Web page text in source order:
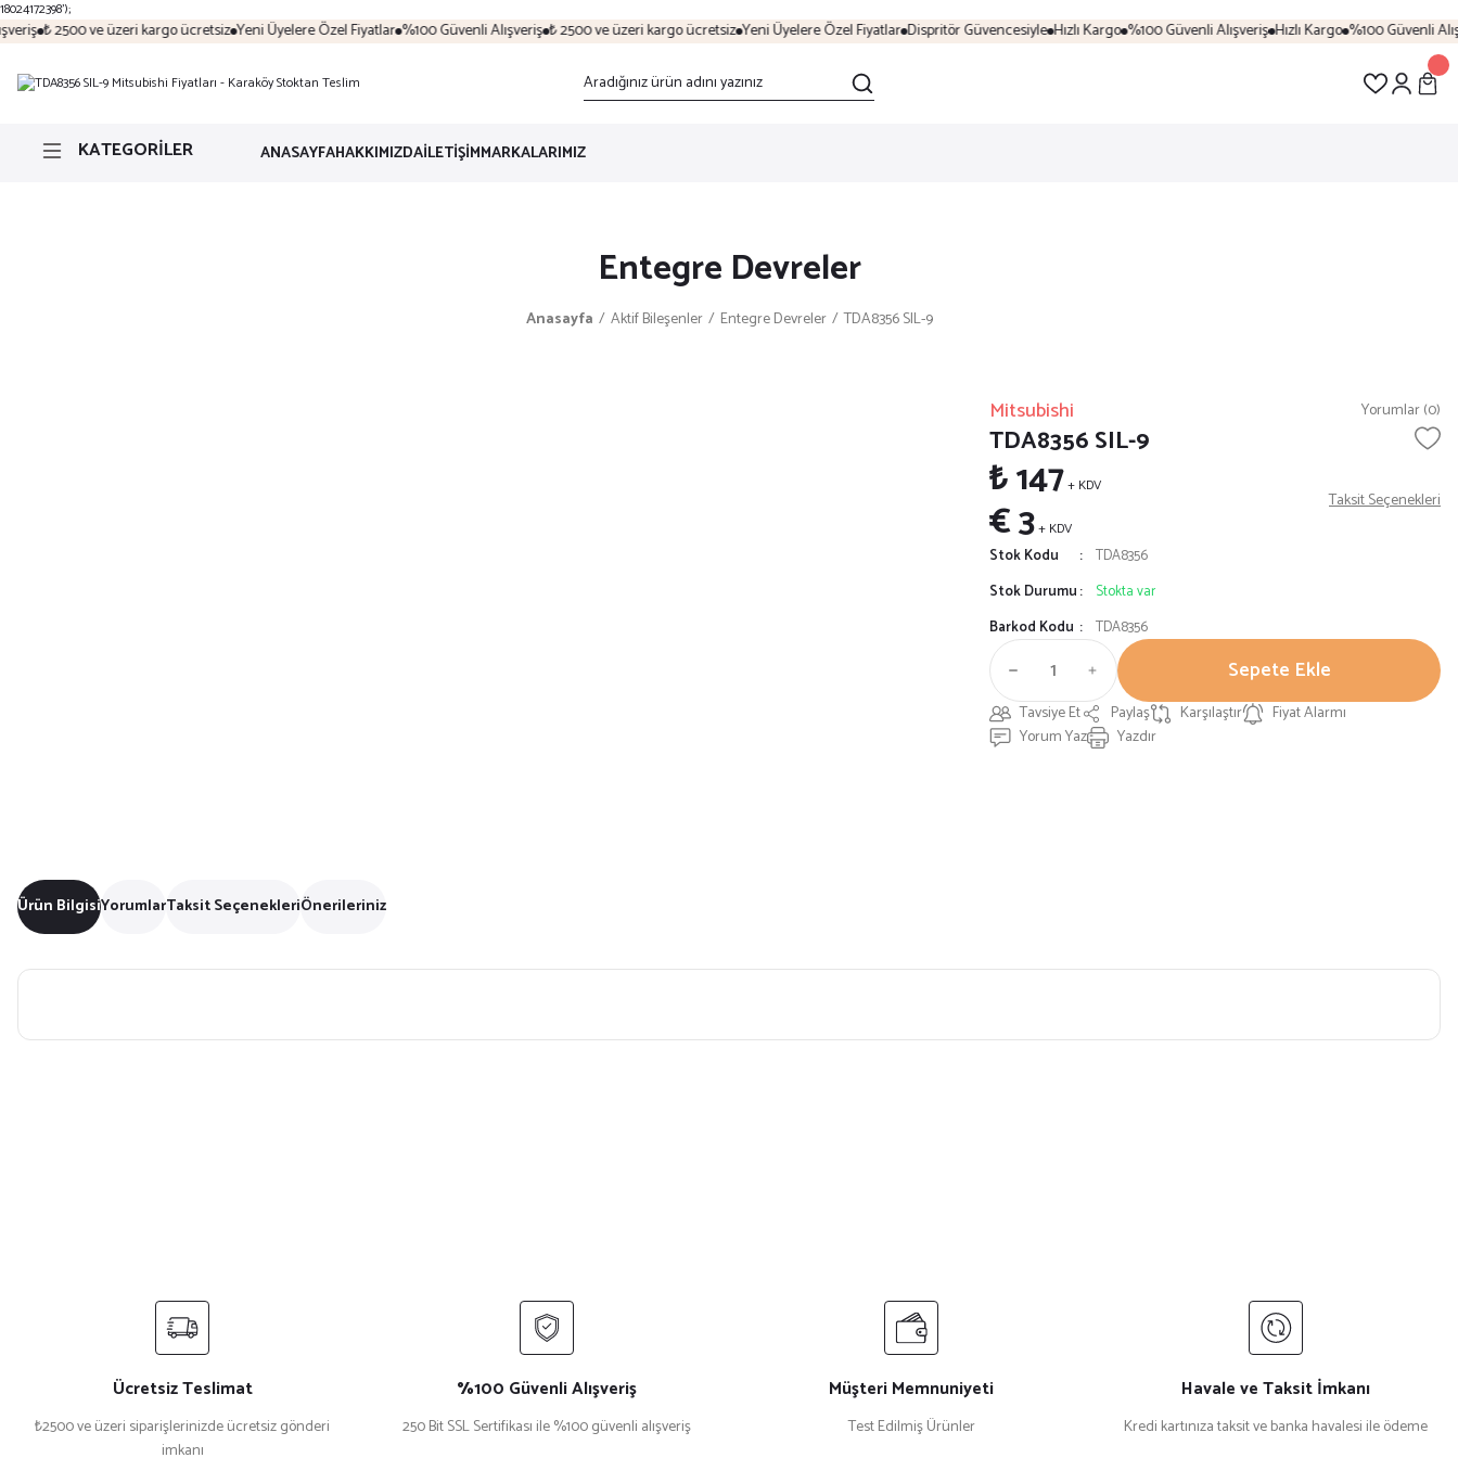
18024172398');
₺ 2500 ve üzeri kargo ücretsiz Yeni Üyelere Özel Fiyatlar %100 Güvenli Alışveriş ₺ 2500 ve üzeri kargo ücretsiz Yeni Üyelere Özel Fiyatlar Dispritör Güvencesiyle Hızlı Kargo %100 Güvenli Alışveriş Hızlı Kargo %100 Güvenli
KATEGORİLER ANASAYFAHAKKIMIZDAİLETİŞİMMARKALARIMIZ
Entegre Devreler
Anasayfa Aktif Bileşenler Entegre Devreler TDA8356 SIL-9
Mitsubishi Yorumlar (0)
TDA8356 SIL-9
₺ 147+ KDV
€ 3+ KDV
Taksit Seçenekleri
Stok Kodu
TDA8356
Stok Durumu
Stokta var
Barkod Kodu
TDA8356
Sepete Ekle
Tavsiye Et Paylaş Karşılaştır
Fiyat Alarmı
Yorum Yaz
Yazdır
Ürün BilgisiYorumlarTaksit SeçenekleriÖnerileriniz
Bu ürüne benzer farklı alternatifler olmalı.
Ücretsiz Teslimat
₺2500 ve üzeri siparişlerinizde ücretsiz gönderi
imkanı
%100 Güvenli Alışveriş
250 Bit SSL Sertifikası ile %100 güvenli alışveriş
Müşteri Memnuniyeti
Test Edilmiş Ürünler
Havale ve Taksit İmkanı
Kredi kartınıza taksit ve banka havalesi ile ödeme